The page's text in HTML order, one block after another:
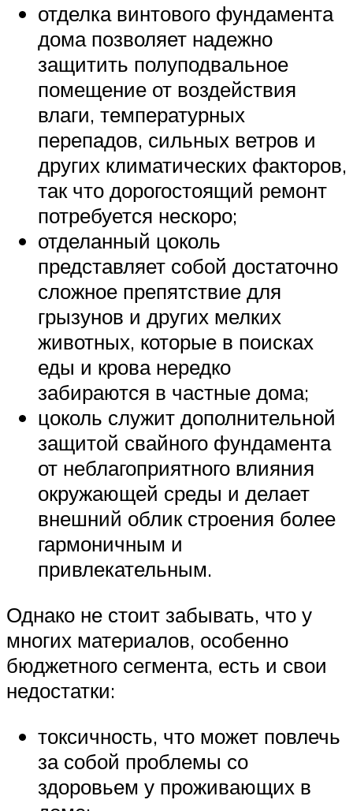
отделка винтового фундамента
дома позволяет надежно
защитить полуподвальное
помещение от воздействия
влаги, температурных
перепадов, сильных ветров и
других климатических факторов,
так что дорогостоящий ремонт
потребуется нескоро;
отделанный цоколь
представляет собой достаточно
сложное препятствие для
грызунов и других мелких
животных, которые в поисках
еды и крова нередко
забираются в частные дома;
цоколь служит дополнительной
защитой свайного фундамента
от неблагоприятного влияния
окружающей среды и делает
внешний облик строения более
гармоничным и
привлекательным.
Однако не стоит забывать, что у
многих материалов, особенно
бюджетного сегмента, есть и свои
недостатки:
токсичность, что может повлечь
за собой проблемы со
здоровьем у проживающих в